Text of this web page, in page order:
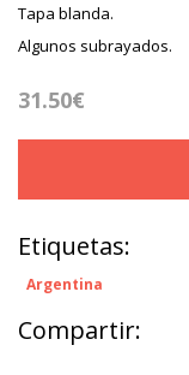
Tapa blanda.
Algunos subrayados.
31.50€
Etiquetas:
Argentina
Compartir: